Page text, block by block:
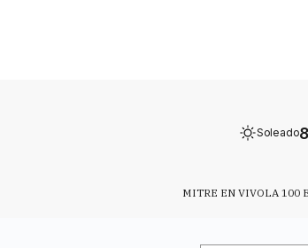
Soleado8
MITRE EN VIVOLA 100